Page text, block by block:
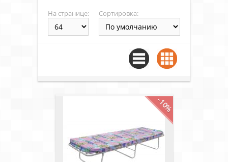
На странице: Сортировка:
-10%